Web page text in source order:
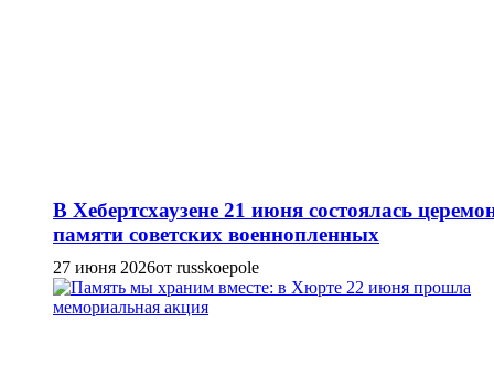
В Хебертсхаузене 21 июня состоялась
памяти советских военнопленных
27 июня 2026от russkoepole